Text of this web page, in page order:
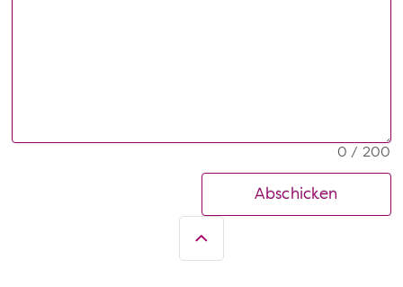
0 / 200
Abschicken